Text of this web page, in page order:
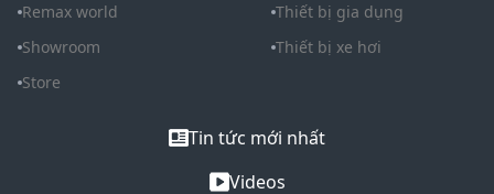
Remax world
Showroom
Store
Thiết bị gia dụng
Thiết bị xe hơi
Tin tức mới nhất
Videos